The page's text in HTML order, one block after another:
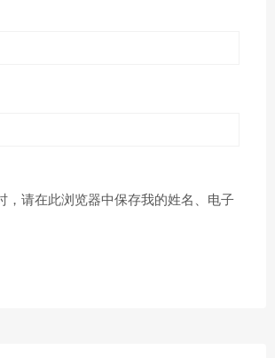
，请在此浏览器中保存我的姓名、电子